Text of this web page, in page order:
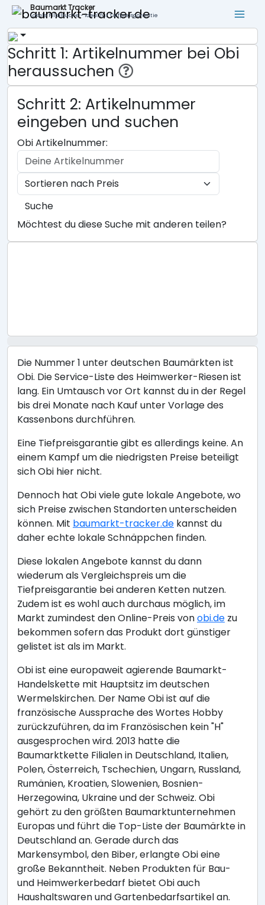
Baumarkt Tracker
Lokale Filialsuche - ideal für Tiefpreisgarantie
Schritt 1: Artikelnummer bei Obi
heraussuchen
Schritt 2: Artikelnummer
eingeben und suchen
Obi Artikelnummer:
Suche
Möchtest du diese Suche mit anderen teilen?
Die Nummer 1 unter deutschen Baumärkten ist
Obi. Die Service-Liste des Heimwerker-Riesen ist
lang. Ein Umtausch vor Ort kannst du in der Regel
bis drei Monate nach Kauf unter Vorlage des
Kassenbons durchführen.
Eine Tiefpreisgarantie gibt es allerdings keine. An
einem Kampf um die niedrigsten Preise beteiligt
sich Obi hier nicht.
Dennoch hat Obi viele gute lokale Angebote, wo
sich Preise zwischen Standorten unterscheiden
können. Mit baumarkt-tracker.de kannst du
daher echte lokale Schnäppchen finden.
Diese lokalen Angebote kannst du dann
wiederum als Vergleichspreis um die
Tiefpreisgarantie bei anderen Ketten nutzen.
Zudem ist es wohl auch durchaus möglich, im
Markt zumindest den Online-Preis vonobi.de zu
bekommen sofern das Produkt dort günstiger
gelistet ist als im Markt.
Obi ist eine europaweit agierende Baumarkt-
Handelskette mit Hauptsitz im deutschen
Wermelskirchen. Der Name Obi ist auf die
französische Aussprache des Wortes Hobby
zurückzuführen, da im Französischen kein "H"
ausgesprochen wird. 2013 hatte die
Baumarktkette Filialen in Deutschland, Italien,
Polen, Österreich, Tschechien, Ungarn, Russland,
Rumänien, Kroatien, Slowenien, Bosnien-
Herzegowina, Ukraine und der Schweiz. Obi
gehört zu den größten Baumarktunternehmen
Europas und führt die Top-Liste der Baumärkte in
Deutschland an. Gerade durch das
Markensymbol, den Biber, erlangte Obi eine
große Bekanntheit. Neben Produkten für Bau-
und Heimwerkerbedarf bietet Obi auch
Haushaltswaren und Gartenbedarfsartikel an.